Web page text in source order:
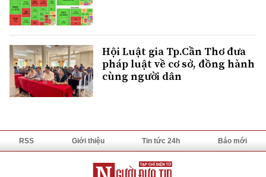
Hội Luật gia Tp.Cần Thơ đưa
pháp luật về cơ sở, đồng hành
cùng người dân
RSS Giới thiệu Tin tức 24h Báo mới